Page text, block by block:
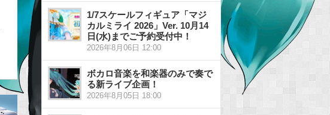
1/7スケールフィギュア「マジ
カルミライ 2026」Ver. 10月14
日(水)までご予約受付中！
2026年8月06日 12:00
ボカロ音楽を和楽器のみで奏で
る新ライブ企画！
2026年8月05日 18:00